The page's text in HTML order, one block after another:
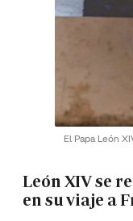
El Papa León
León XIV se
en su viaje a